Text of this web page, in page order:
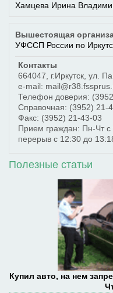
Хамцева Ирина
Вышестоящая
УФССП России по
Контакты
664047
г.Иркутск ул.
e-mail:
Телефон доверия:
Справочная: (3952) 21-
Факс: (3952) 21-43-03
Прием граждан: Пн-Чт с
перерыв с 12:30 до
Полезные статьи
Купил авто, на нем